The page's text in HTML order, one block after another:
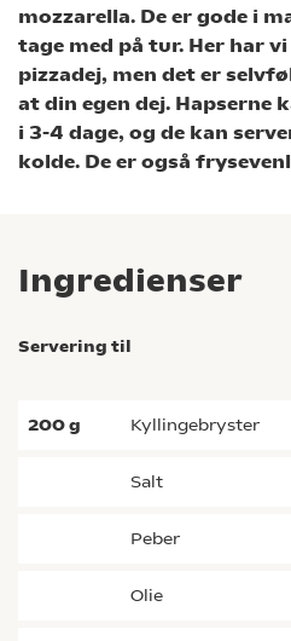
mozzarella. De er gode i
tage med på tur. Her har
pizzadej, men det er
at din egen dej. Hapserne
i 3-4 dage, og de kan
kolde. De er også
Ingredienser
Servering til
200g kyllingebryster
salt
peber
olie